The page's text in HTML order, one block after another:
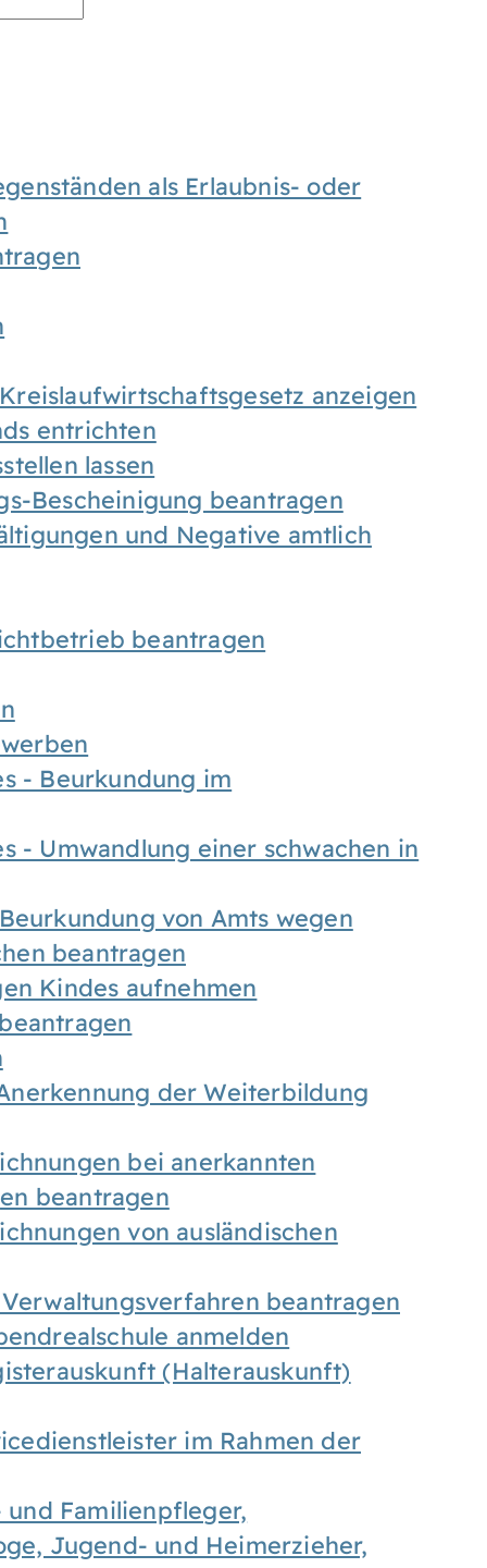
als Erlaubnis- oder
anzeigen
entrichten
lassen
Bescheinigung beantragen
und Negative amtlich
beantragen
- Beurkundung im
- Umwandlung einer schwachen in
von Amts wegen
beantragen
Kindes aufnehmen
der Weiterbildung
bei anerkannten
beantragen
von ausländischen
beantragen
anmelden
(Halterauskunft)
im Rahmen der
Familienpfleger,
Jugend- und Heimerzieher,